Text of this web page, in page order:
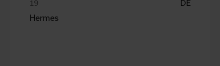
DE
Hermes